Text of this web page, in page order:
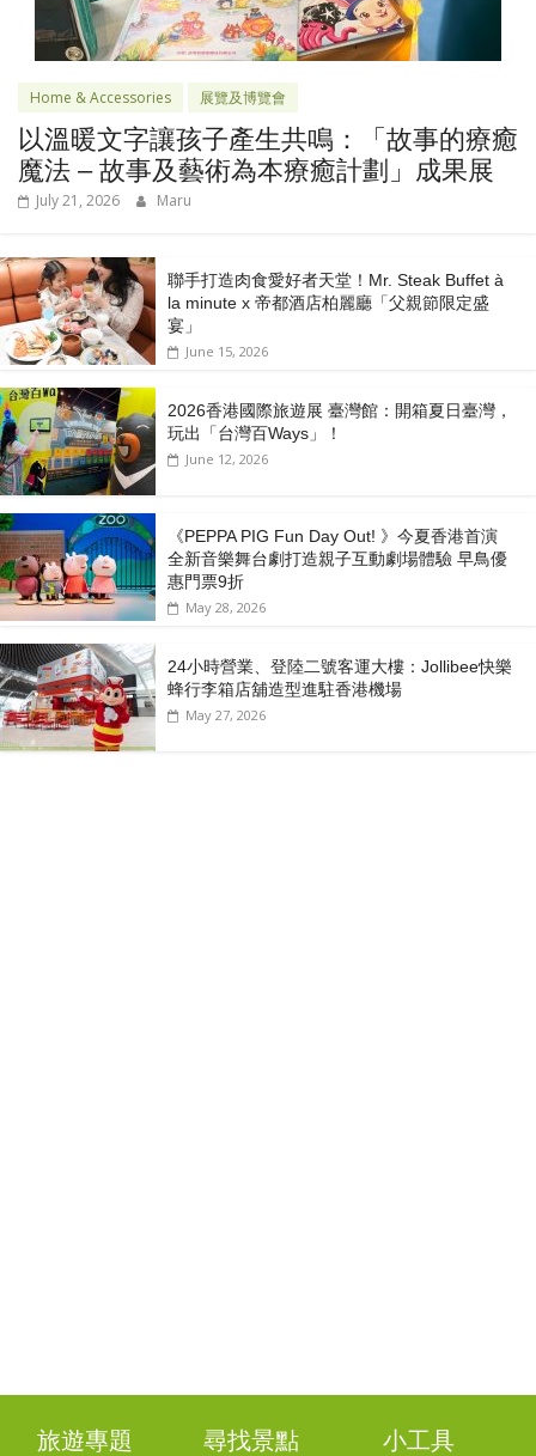
Home & Accessories 展覽及博覽會
以溫暖文字讓孩子產生共鳴：「故事的療癒
魔法 – 故事及藝術為本療癒計劃」成果展
July 21, 2026 Maru
聯手打造肉食愛好者天堂！Mr. Steak Buffet à
la minute x 帝都酒店柏麗廳「⽗親節限定盛
宴」
June 15, 2026
2026香港國際旅遊展 臺灣館：開箱夏日臺灣，
玩出「台灣百Ways」！
June 12, 2026
《PEPPA PIG Fun Day Out! 》今夏香港首演
全新音樂舞台劇打造親子互動劇場體驗 早鳥優
惠門票9折
May 28, 2026
24小時營業、登陸二號客運大樓：Jollibee快樂
蜂行李箱店舖造型進駐香港機場
May 27, 2026
旅遊專題 尋找景點 小工具